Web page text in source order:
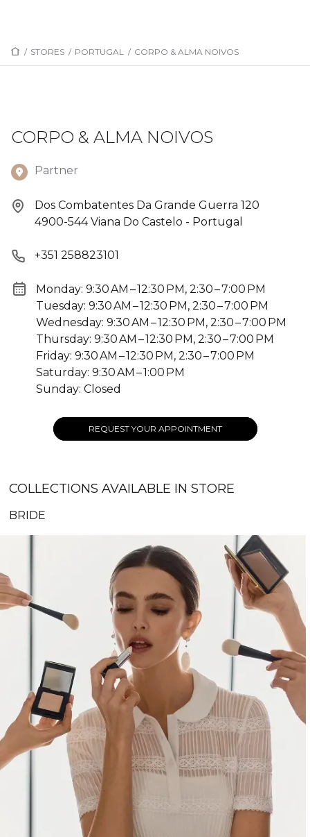
/ STORES / PORTUGAL / CORPO & ALMA NOIVOS
CORPO & ALMA NOIVOS
Partner
Dos Combatentes Da Grande Guerra 120
4900-544 Viana Do Castelo - Portugal
+351 258823101
Monday: 9:30 AM – 12:30 PM, 2:30 – 7:00 PM
Tuesday: 9:30 AM – 12:30 PM, 2:30 – 7:00 PM
Wednesday: 9:30 AM – 12:30 PM, 2:30 – 7:00 PM
Thursday: 9:30 AM – 12:30 PM, 2:30 – 7:00 PM
Friday: 9:30 AM – 12:30 PM, 2:30 – 7:00 PM
Saturday: 9:30 AM – 1:00 PM
Sunday: Closed
REQUEST YOUR APPOINTMENT
COLLECTIONS AVAILABLE IN STORE
BRIDE